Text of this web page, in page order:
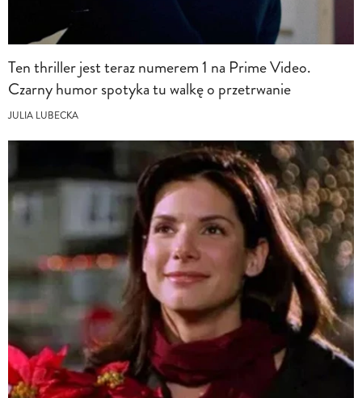
Ten thriller jest teraz numerem 1 na Prime Video.
Czarny humor spotyka tu walkę o przetrwanie
JULIA LUBECKA